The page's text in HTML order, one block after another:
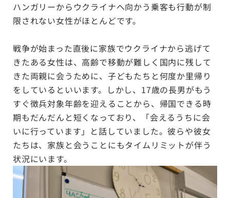
ハンガリーからウクライナへ向かう乗客も行動が制
限されない女性がほとんどです。
戦争が始まった直後に家族でウクライナから逃げて
きたある女性は、高齢で移動が難しく国内に残して
きた両親に会うために、子どもたちと何度か里帰り
をしているといいます。しかし、17歳の長男がもう
すぐ徴兵対象年齢を迎えることから、帰国できる時
期もだんだんと短くなっており、「会えるうちに会
いに行っています」と話していました。彼らや彼女
たちは、家族と会うことにもタイムリミットが伴う
状況にいます。